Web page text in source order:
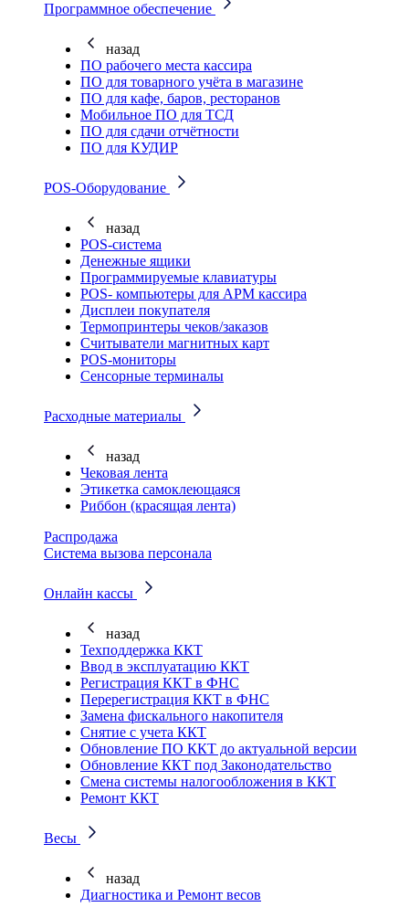
Программное обеспечение
назад
ПО рабочего места кассира
ПО для товарного учёта в магазине
ПО для кафе, баров, ресторанов
Мобильное ПО для ТСД
ПО для сдачи отчётности
ПО для КУДИР
POS-Оборудование
назад
POS-система
Денежные ящики
Программируемые клавиатуры
POS- компьютеры для АРМ кассира
Дисплеи покупателя
Термопринтеры чеков/заказов
Считыватели магнитных карт
POS-мониторы
Сенсорные терминалы
Расходные материалы
назад
Чековая лента
Этикетка самоклеющаяся
Риббон (красящая лента)
Распродажа
Система вызова персонала
Онлайн кассы
назад
Техподдержка ККТ
Ввод в эксплуатацию ККТ
Регистрация ККТ в ФНС
Перерегистрация ККТ в ФНС
Замена фискального накопителя
Снятие с учета ККТ
Обновление ПО ККТ до актуальной версии
Обновление ККТ под Законодательство
Смена системы налогообложения в ККТ
Ремонт ККТ
Весы
назад
Диагностика и Ремонт весов